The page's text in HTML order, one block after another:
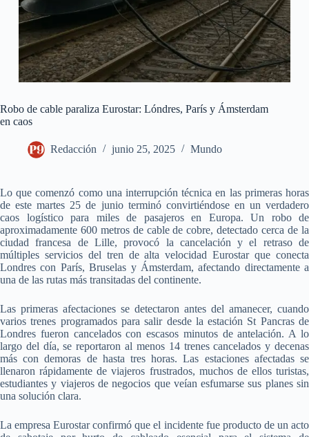
Robo de cable paraliza Eurostar: Lóndres, París y Ámsterdam
en caos
Redacción junio 25, 2025 Mundo
Lo que comenzó como una interrupción técnica en las primeras horas
de este martes 25 de junio terminó convirtiéndose en un verdadero
caos logístico para miles de pasajeros en Europa. Un robo de
aproximadamente 600 metros de cable de cobre, detectado cerca de la
ciudad francesa de Lille, provocó la cancelación y el retraso de
múltiples servicios del tren de alta velocidad Eurostar que conecta
Londres con París, Bruselas y Ámsterdam, afectando directamente a
una de las rutas más transitadas del continente.
Las primeras afectaciones se detectaron antes del amanecer, cuando
varios trenes programados para salir desde la estación St Pancras de
Londres fueron cancelados con escasos minutos de antelación. A lo
largo del día, se reportaron al menos 14 trenes cancelados y decenas
más con demoras de hasta tres horas. Las estaciones afectadas se
llenaron rápidamente de viajeros frustrados, muchos de ellos turistas,
estudiantes y viajeros de negocios que veían esfumarse sus planes sin
una solución clara.
La empresa Eurostar confirmó que el incidente fue producto de un acto